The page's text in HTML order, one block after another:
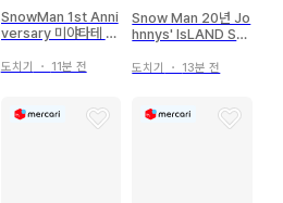
SnowMan 1st Anni
versary 미야타테 료
도치기 ・ 11분 전
Snow Man 20년 Jo
hnnys' IsLAND ST
야타테 료타 공식 사진
도치기 ・ 13분 전